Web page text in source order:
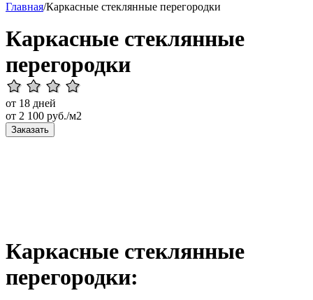
Главная/Каркасные стеклянные перегородки
Каркасные стеклянные
перегородки
от 18 дней
от 2 100 руб./м2
Заказать
Каркасные стеклянные
перегородки: